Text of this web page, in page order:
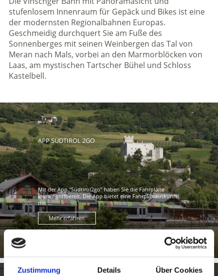
Zustimmung Details Über Cookies
stufenlosem Innenraum für Gepäck und Bikes ist eine
der modernsten Regionalbahnen Europas.
Geschmeidig durchquert Sie am Fuße des
Sonnenberges mit seinen Weinbergen das Tal von
Meran nach Mals, vorbei an den Marmorblöcken von
Laas, am mystischen Tartscher Bühel und Schloss
Kastelbell.
APP SÜDTIROL 2GO
Mit der App "Südtirol2go" haben Sie die Fahrpläne
immer griffbereit. Die App bietet eine Fahrplanauskunft
mit ...
Mehr erfahren